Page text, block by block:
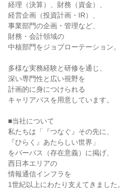
経理（決算）、財務（資金）、
経営企画（投資計画・IR）、
事業部門の企画・管理など、
財務・会計領域の
中核部門をジョブローテーション。
多様な実務経験と研修を通じ、
深い専門性と広い視野を
計画的に身につけられる
キャリアパスを用意しています。
■当社について
私たちは「『つなぐ』その先に、
『ひらく』あたらしい世界」
をパーパス（存在意義）に掲げ、
西日本エリアの
情報通信インフラを
1世紀以上にわたり支えてきました。